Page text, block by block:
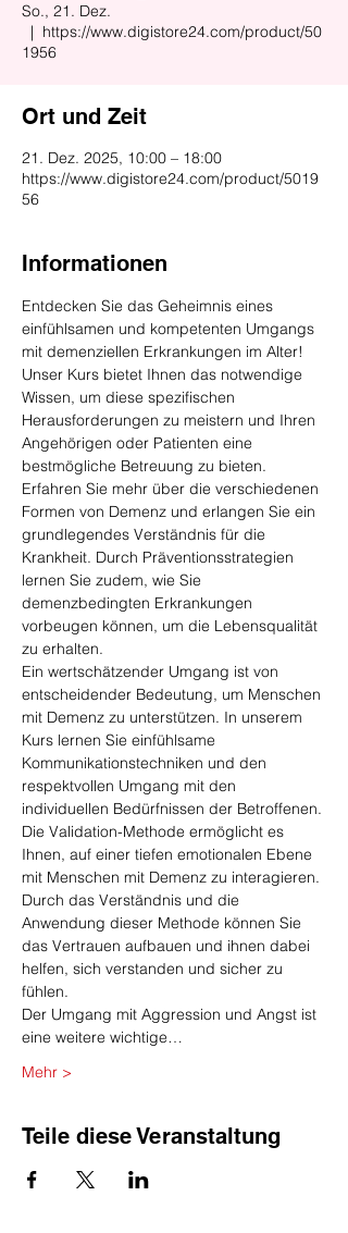
So., 21. Dez.
  |
https://www.digistore24.com/product/50
1956
Ort und Zeit
21. Dez. 2025, 10:00 – 18:00
https://www.digistore24.com/product/5019
56
Informationen
Entdecken Sie das Geheimnis eines
einfühlsamen und kompetenten Umgangs
mit demenziellen Erkrankungen im Alter!
Unser Kurs bietet Ihnen das notwendige
Wissen, um diese spezifischen
Herausforderungen zu meistern und Ihren
Angehörigen oder Patienten eine
bestmögliche Betreuung zu bieten.
Erfahren Sie mehr über die verschiedenen
Formen von Demenz und erlangen Sie ein
grundlegendes Verständnis für die
Krankheit. Durch Präventionsstrategien
lernen Sie zudem, wie Sie
demenzbedingten Erkrankungen
vorbeugen können, um die Lebensqualität
zu erhalten.
Ein wertschätzender Umgang ist von
entscheidender Bedeutung, um Menschen
mit Demenz zu unterstützen. In unserem
Kurs lernen Sie einfühlsame
Kommunikationstechniken und den
respektvollen Umgang mit den
individuellen Bedürfnissen der Betroffenen.
Die Validation-Methode ermöglicht es
Ihnen, auf einer tiefen emotionalen Ebene
mit Menschen mit Demenz zu interagieren.
Durch das Verständnis und die
Anwendung dieser Methode können Sie
das Vertrauen aufbauen und ihnen dabei
helfen, sich verstanden und sicher zu
fühlen.
Der Umgang mit Aggression und Angst ist
eine weitere wichtige…
Mehr >
Teile diese Veranstaltung